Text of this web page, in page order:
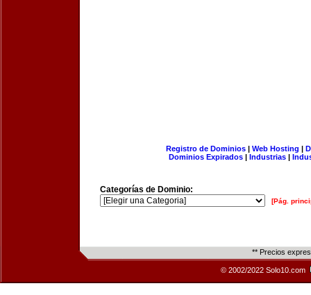
Registro de Dominios| Web Hosting |
Dominios Expirados | Industrias |
Categorías de Dominio:
[Pág.
** Precios
© 2002/2022 Solo10.com